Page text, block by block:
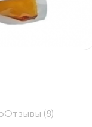
Отзывы (8)